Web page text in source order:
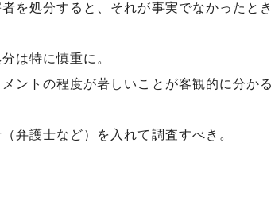
を処分すると、それが事実でなかったと
は特に慎重に。
ントの程度が著しいことが客観的に分か
弁護士など）を入れて調査すべき。